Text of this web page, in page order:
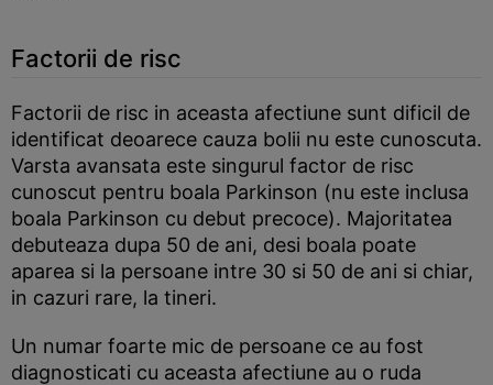
Factorii de risc
Factorii de risc in aceasta afectiune sunt dificil de
identificat deoarece cauza bolii nu este cunoscuta.
Varsta avansata este singurul factor de risc
cunoscut pentru boala Parkinson (nu este inclusa
boala Parkinson cu debut precoce). Majoritatea
debuteaza dupa 50 de ani, desi boala poate
aparea si la persoane intre 30 si 50 de ani si chiar,
in cazuri rare, la tineri.
Un numar foarte mic de persoane ce au fost
diagnosticati cu aceasta afectiune au o ruda